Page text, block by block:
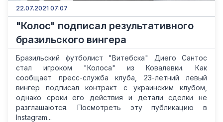
22.07.2021 07:07
"Колос" подписал результативного
бразильского вингера
Бразильский футболист "Витебска" Диего Сантос
стал игроком "Колоса" из Ковалевки. Как
сообщает пресс-служба клуба, 23-летний левый
вингер подписал контракт с украинским клубом,
однако сроки его действия и детали сделки не
разглашаются. Посмотреть эту публикацию в
Instagram...